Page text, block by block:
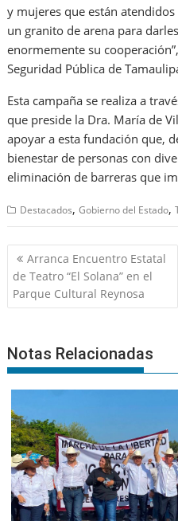
y mujeres que están
un granito de arena para
enormemente su
Seguridad Pública de
Esta campaña se realiza a
que preside la Dra. María de
apoyar a esta fundación que,
bienestar de personas con
eliminación de barreras que
Destacados,Gobierno del Estado,
Navegación
de
entradas
Arranca Encuentro Estatal
de Teatro “El Solana” en el
Parque Cultural Reynosa
Notas Relacionadas